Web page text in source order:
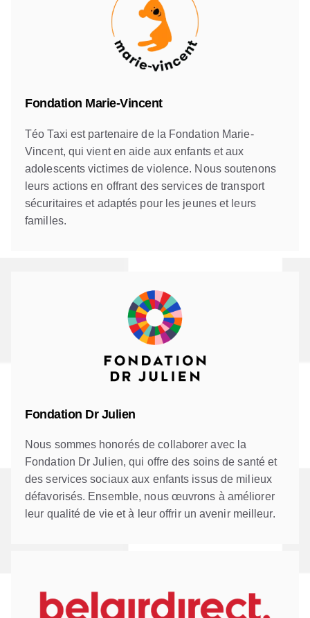
Fondation Marie-Vincent
Téo Taxi est partenaire de la Fondation Marie-
Vincent, qui vient en aide aux enfants et aux
adolescents victimes de violence. Nous soutenons
leurs actions en offrant des services de transport
sécuritaires et adaptés pour les jeunes et leurs
familles.
Fondation Dr Julien
Nous sommes honorés de collaborer avec la
Fondation Dr Julien, qui offre des soins de santé et
des services sociaux aux enfants issus de milieux
défavorisés. Ensemble, nous œuvrons à améliorer
leur qualité de vie et à leur offrir un avenir meilleur.